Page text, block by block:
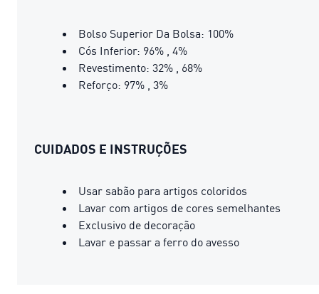
Bolso Superior Da Bolsa: 100%
Cós Inferior: 96% , 4%
Revestimento: 32% , 68%
Reforço: 97% , 3%
CUIDADOS E INSTRUÇÕES
Usar sabão para artigos coloridos
Lavar com artigos de cores semelhantes
Exclusivo de decoração
Lavar e passar a ferro do avesso